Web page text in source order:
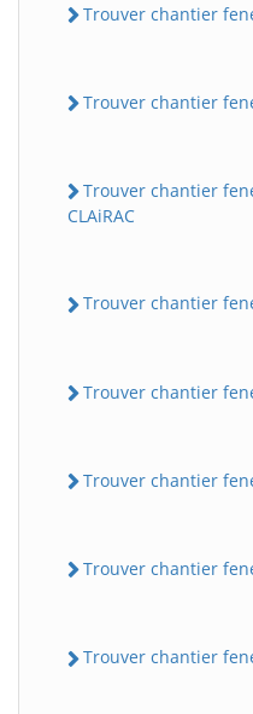
Trouver chantier
Trouver chantier
Trouver chantier
CLAiRAC
Trouver chantier
Trouver chantier
Trouver chantier
Trouver chantier
Trouver chantier